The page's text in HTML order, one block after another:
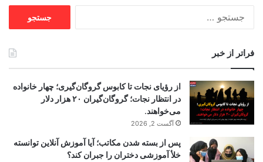
فراتر از خبر
از رؤیای نجات تا کابوس گروگان‌گیری؛ چهار خانواده
در انتظار نجات؛ گروگان‌گیران ۲۰ هزار دلار
می‌خواهند.
آگست 2, 2026
پس از بسته شدن مکاتب؛ آیا آموزش آنلاین توانسته
خلأ آموزشی دختران را جبران کند؟